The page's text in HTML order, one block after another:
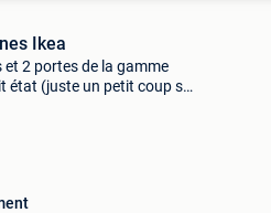
Ikea
2 portes de la gamme
état (juste un petit coup sur